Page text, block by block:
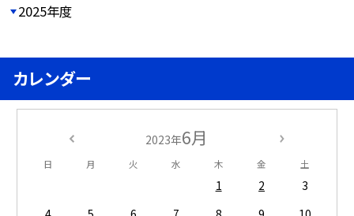
2025年度
カレンダー
2023年6月
日 月 火 水 木 金 土
1 2
3